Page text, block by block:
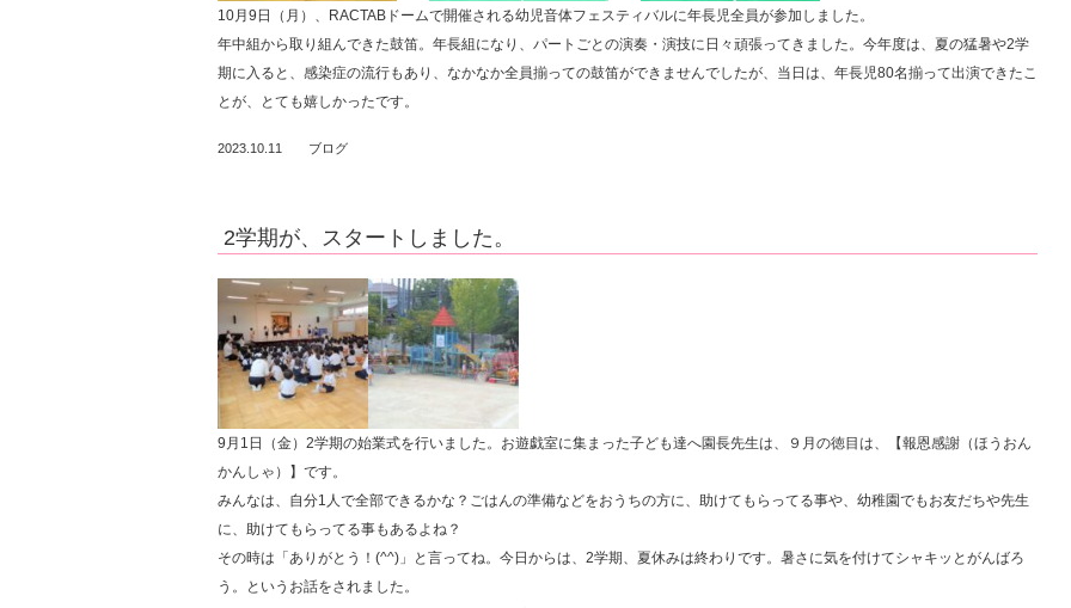
10月9日（月）、RACTABドームで開催される幼児音体フェスティバルに年長児全員が参加しました。
年中組から取り組んできた鼓笛。年長組になり、パートごとの演奏・演技に日々頑張ってきました。今年度は、夏の猛暑や2学
期に入ると、感染症の流行もあり、なかなか全員揃っての鼓笛ができませんでしたが、当日は、年長児80名揃って出演できたこ
とが、とても嬉しかったです。
2023.10.11 ブログ
2学期が、スタートしました。
9月1日（金）2学期の始業式を行いました。お遊戯室に集まった子ども達へ園長先生は、９月の徳目は、【報恩感謝（ほうおん
かんしゃ）】です。
みんなは、自分1人で全部できるかな？ごはんの準備などをおうちの方に、助けてもらってる事や、幼稚園でもお友だちや先生
に、助けてもらってる事もあるよね？
その時は「ありがとう！(^^)」と言ってね。今日からは、2学期、夏休みは終わりです。暑さに気を付けてシャキッとがんばろ
う。というお話をされました。